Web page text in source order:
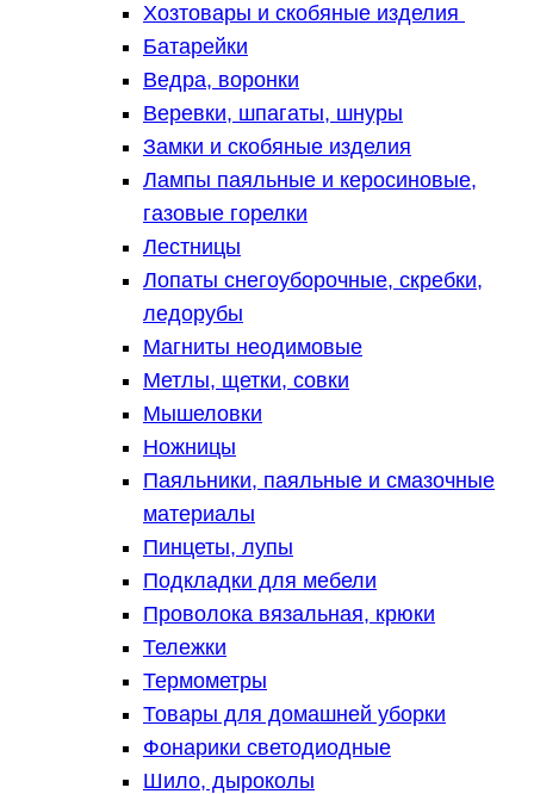
Хозтовары и скобяные изделия
Батарейки
Ведра, воронки
Веревки, шпагаты, шнуры
Замки и скобяные изделия
Лампы паяльные и керосиновые,
газовые горелки
Лестницы
Лопаты снегоуборочные, скребки,
ледорубы
Магниты неодимовые
Метлы, щетки, совки
Мышеловки
Ножницы
Паяльники, паяльные и смазочные
материалы
Пинцеты, лупы
Подкладки для мебели
Проволока вязальная, крюки
Тележки
Термометры
Товары для домашней уборки
Фонарики светодиодные
Шило, дыроколы